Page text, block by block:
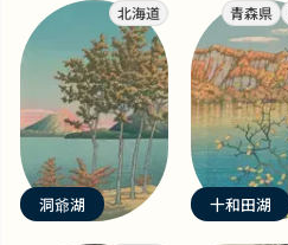
北海道
洞爺湖
青森県
十和田湖